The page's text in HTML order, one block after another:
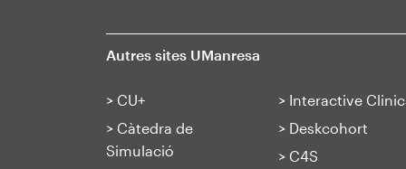
Autres sites UManresa
> CU+
> Càtedra de
Simulació
> Interactive
> Deskcohort
> C4S